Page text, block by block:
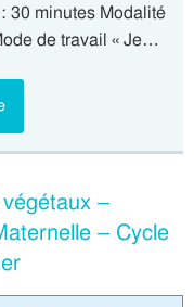
30 minutes Modalité
de travail « Je…
–
– Cycle